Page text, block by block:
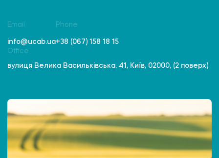
Email
info@ucab.ua
Phone
+38 (067) 158 18 15
Office
вулиця Велика Васильківська, 41, Київ, 02000, (2 поверх)